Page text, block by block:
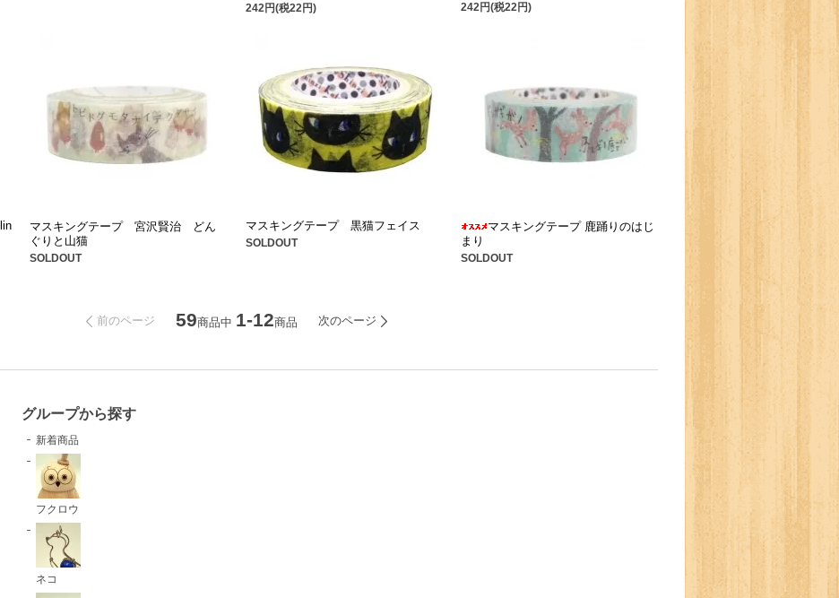
242円(税22円) 242円(税22円)
マスキングテープ 宮沢賢治 どん
ぐりと山猫
SOLDOUT
マスキングテープ 黒猫フェイス
SOLDOUT
マスキングテープ 鹿踊りのはじ
まり
SOLDOUT
前のページ 59商品中 1-12商品 次のページ
グループから探す
新着商品
フクロウ
ネコ